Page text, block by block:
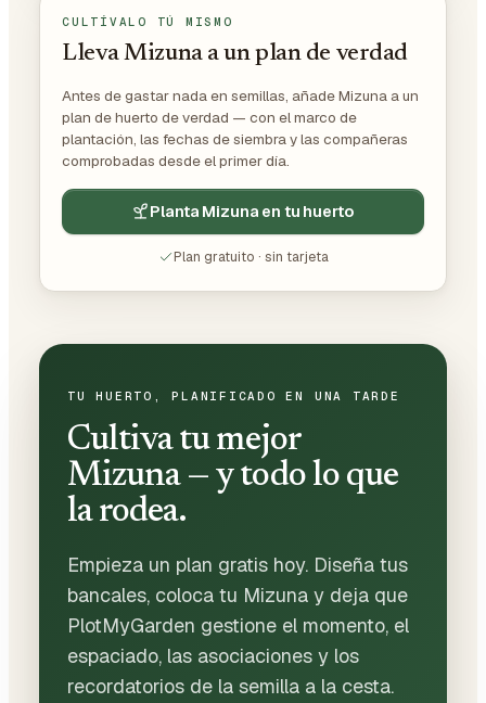
CULTÍVALO TÚ MISMO
Lleva Mizuna a un plan de verdad
Antes de gastar nada en semillas, añade Mizuna a un
plan de huerto de verdad — con el marco de
plantación, las fechas de siembra y las compañeras
comprobadas desde el primer día.
Planta Mizuna en tu huerto
Plan gratuito · sin tarjeta
TU HUERTO, PLANIFICADO EN UNA TARDE
Cultiva tu mejor
Mizuna — y todo lo que
la rodea.
Empieza un plan gratis hoy. Diseña tus
bancales, coloca tu Mizuna y deja que
PlotMyGarden gestione el momento, el
espaciado, las asociaciones y los
recordatorios de la semilla a la cesta.